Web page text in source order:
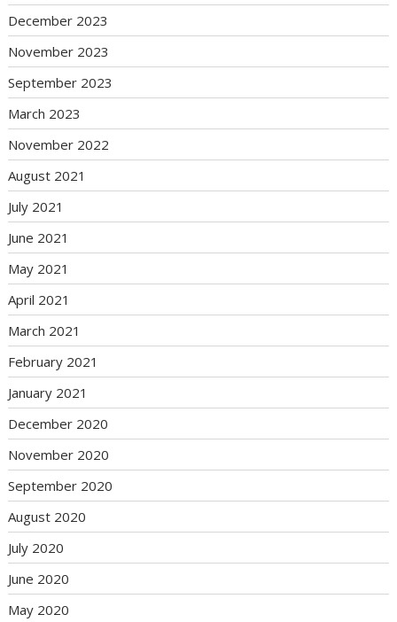
December 2023
November 2023
September 2023
March 2023
November 2022
August 2021
July 2021
June 2021
May 2021
April 2021
March 2021
February 2021
January 2021
December 2020
November 2020
September 2020
August 2020
July 2020
June 2020
May 2020